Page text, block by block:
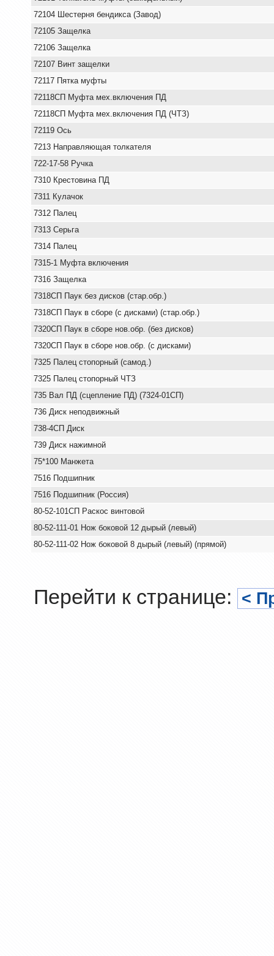
72104 Шестерня бендикса (Завод)
72105 Защелка
72106 Защелка
72107 Винт защелки
72117 Пятка муфты
72118СП Муфта мех.включения ПД
72118СП Муфта мех.включения ПД (ЧТЗ)
72119 Ось
7213 Направляющая толкателя
722-17-58 Ручка
7310 Крестовина ПД
7311 Кулачок
7312 Палец
7313 Серьга
7314 Палец
7315-1 Муфта включения
7316 Защелка
7318СП Паук без дисков (стар.обр.)
7318СП Паук в сборе (с дисками) (стар.обр.)
7320СП Паук в сборе нов.обр. (без дисков)
7320СП Паук в сборе нов.обр. (с дисками)
7325 Палец стопорный (самод.)
7325 Палец стопорный ЧТЗ
735 Вал ПД (сцепление ПД) (7324-01СП)
736 Диск неподвижный
738-4СП Диск
739 Диск нажимной
75*100 Манжета
7516 Подшипник
7516 Подшипник (Россия)
80-52-101СП Раскос винтовой
80-52-111-01 Нож боковой 12 дырый (левый)
80-52-111-02 Нож боковой 8 дырый (левый) (прямой)
Перейти к странице: <